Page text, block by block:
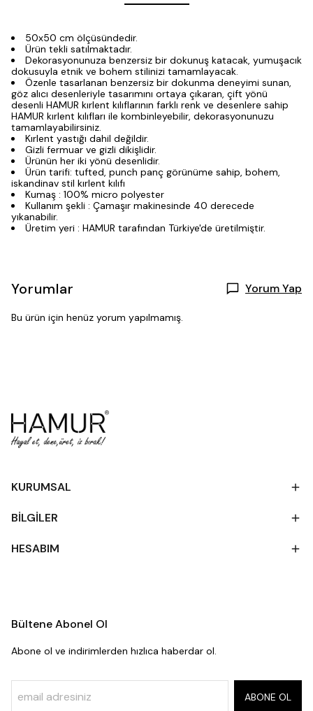
50x50 cm ölçüsündedir.
Ürün tekli satılmaktadır.
Dekorasyonunuza benzersiz bir dokunuş katacak, yumuşacık
dokusuyla etnik ve bohem stilinizi tamamlayacak.
Özenle tasarlanan benzersiz bir dokunma deneyimi sunan,
göz alıcı desenleriyle tasarımını ortaya çıkaran, çift yönü
desenli HAMUR kırlent kılıflarının farklı renk ve desenlere sahip
HAMUR kırlent kılıfları ile kombinleyebilir, dekorasyonunuzu
tamamlayabilirsiniz.
Kırlent yastığı dahil değildir.
Gizli fermuar ve gizli dikişlidir.
Ürünün her iki yönü desenlidir.
Ürün tarifi: tufted, punch panç görünüme sahip, bohem,
iskandinav stil kırlent kılıfı
Kumaş : 100% micro polyester
Kullanım şekli : Çamaşır makinesinde 40 derecede
yıkanabilir.
Üretim yeri : HAMUR tarafından Türkiye'de üretilmiştir.
Yorumlar Yorum Yap
Bu ürün için henüz yorum yapılmamış.
KURUMSAL
BİLGİLER
HESABIM
Bültene Abonel Ol
Abone ol ve indirimlerden hızlıca haberdar ol.
ABONE OL